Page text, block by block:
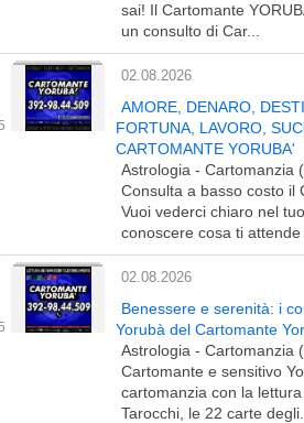
sai! Il Cartomante
un consulto di Car...
02.08.2026
AMORE, DENARO,
FORTUNA, LAVORO,
CARTOMANTE YORUBA'
Astrologia - Cartomanzia
Consulta a basso costo il
Vuoi vederci chiaro nel
conoscere cosa ti attende
02.08.2026
Benessere e serenità: i
Yorubà del Cartomante
Astrologia - Cartomanzia
Cartomante e sensitivo
cartomanzia con la
Tarocchi, le 22 carte degli...